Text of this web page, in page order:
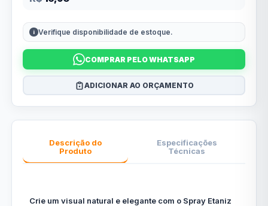
Verifique disponibilidade de estoque.
COMPRAR PELO WHATSAPP
ADICIONAR AO ORÇAMENTO
Descrição do
Produto
Especificações
Técnicas
Crie um visual natural e elegante com o Spray Etaniz